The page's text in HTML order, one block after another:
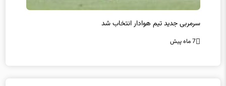
سرمربی جدید تیم هوادار انتخاب شد
7 ماه پیش